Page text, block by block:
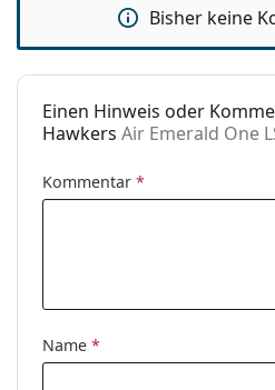
Air
Bisher keine
Einen Hinweis oder
Hawkers Air Emerald One
Kommentar *
Name *